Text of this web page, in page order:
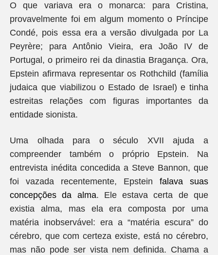
O que variava era o monarca: para Cristina,
provavelmente foi em algum momento o Príncipe
Condé, pois essa era a versão divulgada por La
Peyrère; para Antônio Vieira, era João IV de
Portugal, o primeiro rei da dinastia Bragança. Ora,
Epstein afirmava representar os Rothchild (família
judaica que viabilizou o Estado de Israel) e tinha
estreitas relações com figuras importantes da
entidade sionista.
Uma olhada para o século XVII ajuda a
compreender também o próprio Epstein. Na
entrevista inédita concedida a Steve Bannon, que
foi vazada recentemente, Epstein falava suas
concepções da alma. Ele estava certa de que
existia alma, mas ela era composta por uma
matéria inobservável: era a “matéria escura” do
cérebro, que com certeza existe, está no cérebro,
mas não pode ser vista nem definida. Chama a